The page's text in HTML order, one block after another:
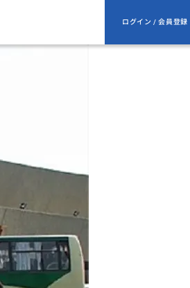
ログイン / 会員登録